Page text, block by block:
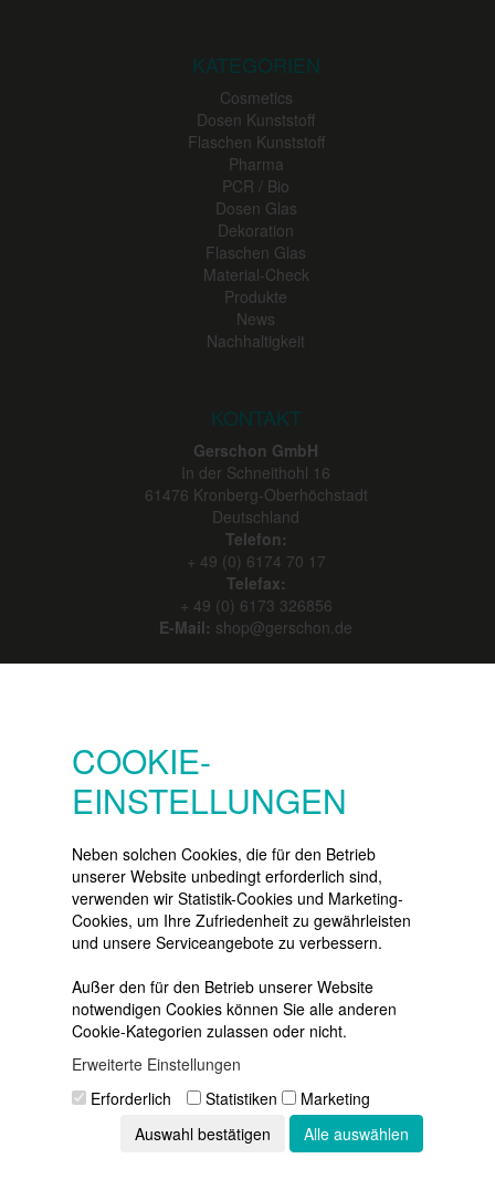
KATEGORIEN
Cosmetics
Dosen Kunststoff
Flaschen Kunststoff
Pharma
PCR / Bio
Dosen Glas
Dekoration
Flaschen Glas
Material-Check
Produkte
News
Nachhaltigkeit
KONTAKT
Gerschon GmbH
In der Schneithohl 16
61476 Kronberg-Oberhöchstadt
Deutschland
Telefon:
+ 49 (0) 6174 70 17
Telefax:
+ 49 (0) 6173 326856
E-Mail: shop@gerschon.de
Warenkorb
Vertrag widerrufen
NEWSLETTER
besten Angebote
per E-Mail:
Newsletter
Abonnieren
COOKIE-
EINSTELLUNGEN
Neben solchen Cookies, die für den Betrieb
unserer Website unbedingt erforderlich sind,
verwenden wir Statistik-Cookies und Marketing-
Cookies, um Ihre Zufriedenheit zu gewährleisten
und unsere Serviceangebote zu verbessern.
Außer den für den Betrieb unserer Website
notwendigen Cookies können Sie alle anderen
Cookie-Kategorien zulassen oder nicht.
Erweiterte Einstellungen
Erforderlich
Statistiken
Marketing
Auswahl bestätigen
Alle auswählen